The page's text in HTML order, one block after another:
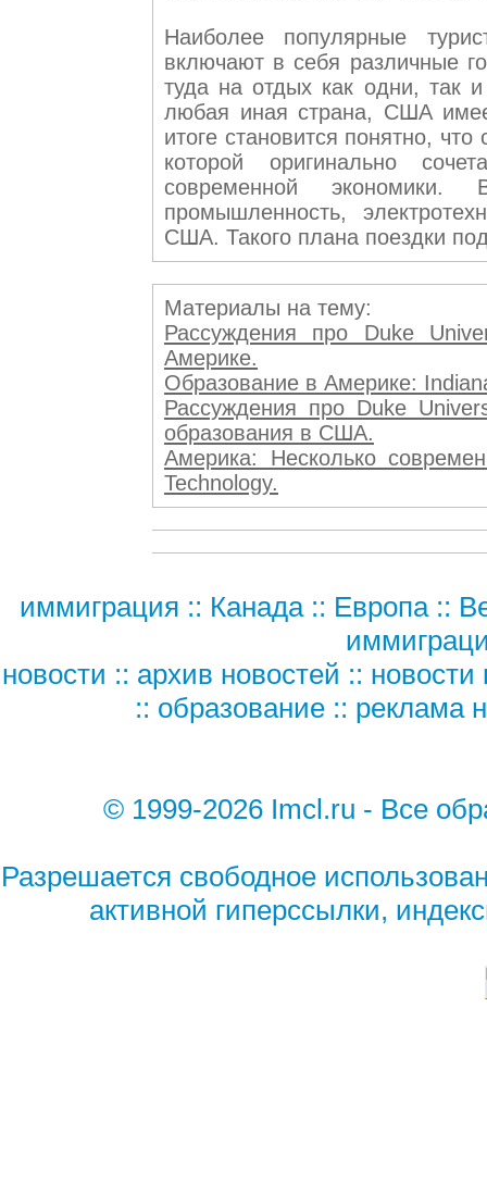
Наиболее популярные
включают в себя различные
туда на отдых как одни, так
любая иная страна, США
итоге становится понятно,
которой оригинально
современной
промышленность,
США. Такого плана поездки
Материалы на тему:
Рассуждения про Duke
Америке.
Образование в Америке:
Рассуждения про Duke
образования в США.
Америка: Несколько
Technology.
иммиграция :: Канада:: Европа::
новости :: архив новостей :: новости
:: образование :: реклама
© 1999-2026 Imcl.ru - Все
Разрешается свободное
активной гиперссылки,